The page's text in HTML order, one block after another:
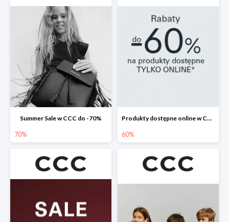
Summer Sale w CCC do -70%
70%
Produkty dostępne online w CCC do -60%
60%